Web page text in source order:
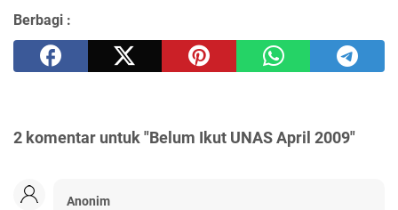
Berbagi :
2 komentar untuk "Belum Ikut UNAS April 2009"
Anonim